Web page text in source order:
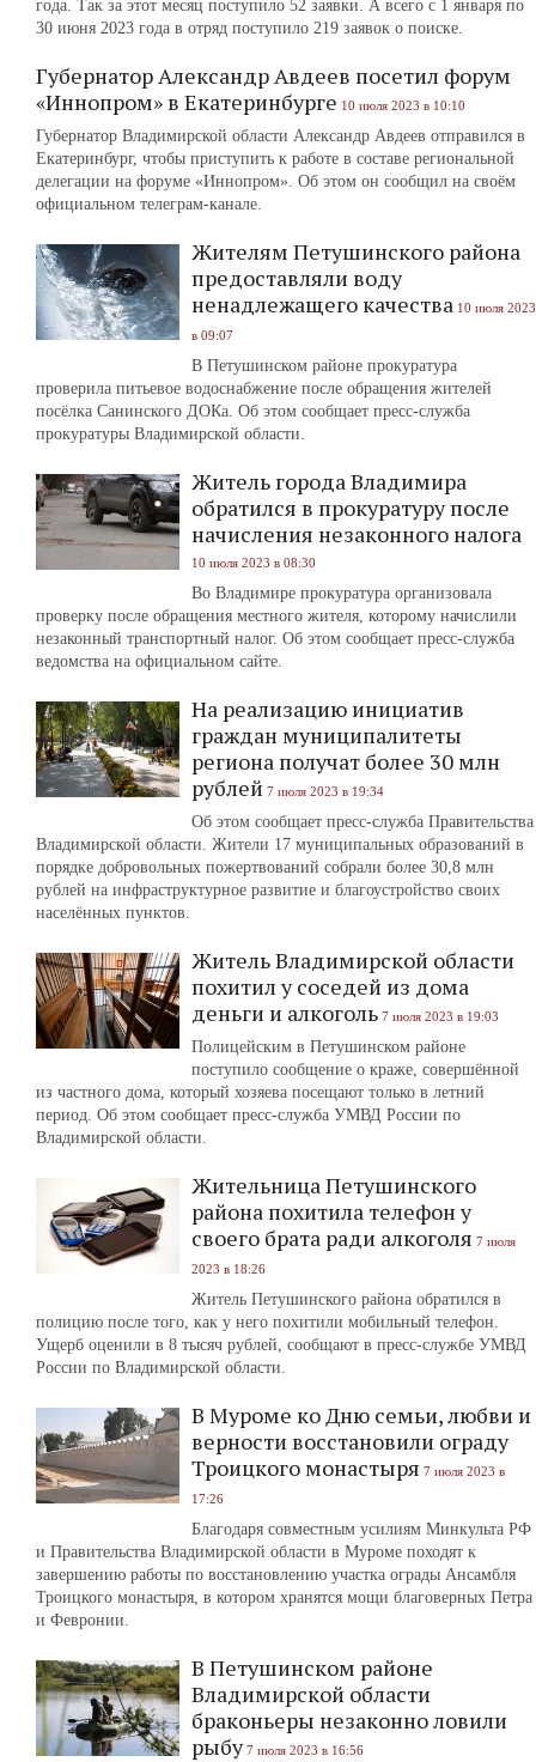
года. Так за этот месяц поступило 52 заявки. А всего с 1 января по
30 июня 2023 года в отряд поступило 219 заявок о поиске.
Губернатор Александр Авдеев посетил форум
«Иннопром» в Екатеринбурге 10 июля 2023 в 10:10
Губернатор Владимирской области Александр Авдеев отправился в
Екатеринбург, чтобы приступить к работе в составе региональной
делегации на форуме «Иннопром». Об этом он сообщил на своём
официальном телеграм-канале.
Жителям Петушинского района
предоставляли воду
ненадлежащего качества 10 июля 2023
в 09:07
В Петушинском районе прокуратура
проверила питьевое водоснабжение после обращения жителей
посёлка Санинского ДОКа. Об этом сообщает пресс-служба
прокуратуры Владимирской области.
Житель города Владимира
обратился в прокуратуру после
начисления незаконного налога
10 июля 2023 в 08:30
Во Владимире прокуратура организовала
проверку после обращения местного жителя, которому начислили
незаконный транспортный налог. Об этом сообщает пресс-служба
ведомства на официальном сайте.
На реализацию инициатив
граждан муниципалитеты
региона получат более 30 млн
рублей 7 июля 2023 в 19:34
Об этом сообщает пресс-служба Правительства
Владимирской области. Жители 17 муниципальных образований в
порядке добровольных пожертвований собрали более 30,8 млн
рублей на инфраструктурное развитие и благоустройство своих
населённых пунктов.
Житель Владимирской области
похитил у соседей из дома
деньги и алкоголь 7 июля 2023 в 19:03
Полицейским в Петушинском районе
поступило сообщение о краже, совершённой
из частного дома, который хозяева посещают только в летний
период. Об этом сообщает пресс-служба УМВД России по
Владимирской области.
Жительница Петушинского
района похитила телефон у
своего брата ради алкоголя 7 июля
2023 в 18:26
Житель Петушинского района обратился в
полицию после того, как у него похитили мобильный телефон.
Ущерб оценили в 8 тысяч рублей, сообщают в пресс-службе УМВД
России по Владимирской области.
В Муроме ко Дню семьи, любви и
верности восстановили ограду
Троицкого монастыря 7 июля 2023 в
17:26
Благодаря совместным усилиям Минкульта РФ
и Правительства Владимирской области в Муроме походят к
завершению работы по восстановлению участка ограды Ансамбля
Троицкого монастыря, в котором хранятся мощи благоверных Петра
и Февронии.
В Петушинском районе
Владимирской области
браконьеры незаконно ловили
рыбу 7 июля 2023 в 16:56